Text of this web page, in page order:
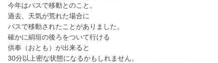
今年はバスで移動とのこと。
過去、天気が荒れた場合に
バスで移動されたことがありました。
確かに絹垣の後ろをついて行ける
供奉（おとも）が出来ると
30分以上密な状態になるかもしれません。